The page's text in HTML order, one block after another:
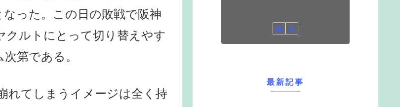
った。この日の敗戦で阪神
ルトにとって切り替えやす
第である。
れてしまうイメージは全く持
最新記事